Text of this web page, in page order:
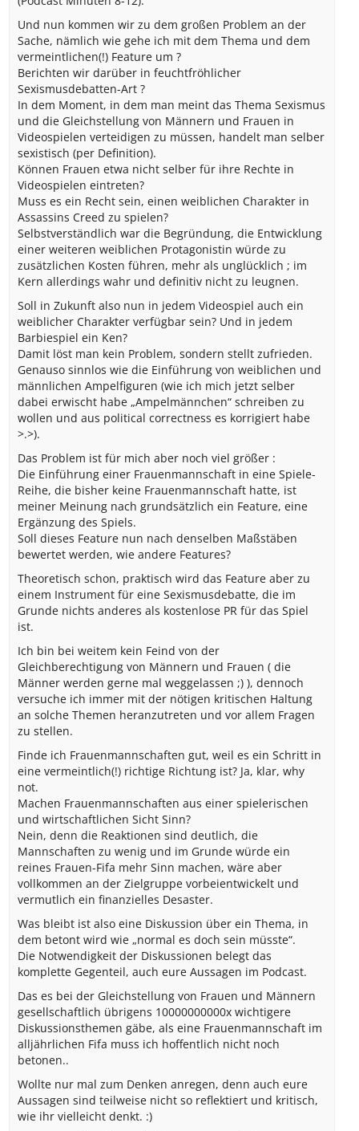
Und nun kommen wir zu dem großen Problem an der
Sache, nämlich wie gehe ich mit dem Thema und dem
vermeintlichen(!) Feature um ?
Berichten wir darüber in feuchtfröhlicher
Sexismusdebatten-Art ?
In dem Moment, in dem man meint das Thema Sexismus
und die Gleichstellung von Männern und Frauen in
Videospielen verteidigen zu müssen, handelt man selber
sexistisch (per Definition).
Können Frauen etwa nicht selber für ihre Rechte in
Videospielen eintreten?
Muss es ein Recht sein, einen weiblichen Charakter in
Assassins Creed zu spielen?
Selbstverständlich war die Begründung, die Entwicklung
einer weiteren weiblichen Protagonistin würde zu
zusätzlichen Kosten führen, mehr als unglücklich ; im
Kern allerdings wahr und definitiv nicht zu leugnen.
Soll in Zukunft also nun in jedem Videospiel auch ein
weiblicher Charakter verfügbar sein? Und in jedem
Barbiespiel ein Ken?
Damit löst man kein Problem, sondern stellt zufrieden.
Genauso sinnlos wie die Einführung von weiblichen und
männlichen Ampelfiguren (wie ich mich jetzt selber
dabei erwischt habe „Ampelmännchen“ schreiben zu
wollen und aus political correctness es korrigiert habe
>.>).
Das Problem ist für mich aber noch viel größer :
Die Einführung einer Frauenmannschaft in eine Spiele-
Reihe, die bisher keine Frauenmannschaft hatte, ist
meiner Meinung nach grundsätzlich ein Feature, eine
Ergänzung des Spiels.
Soll dieses Feature nun nach denselben Maßstäben
bewertet werden, wie andere Features?
Theoretisch schon, praktisch wird das Feature aber zu
einem Instrument für eine Sexismusdebatte, die im
Grunde nichts anderes als kostenlose PR für das Spiel
ist.
Ich bin bei weitem kein Feind von der
Gleichberechtigung von Männern und Frauen ( die
Männer werden gerne mal weggelassen ;) ), dennoch
versuche ich immer mit der nötigen kritischen Haltung
an solche Themen heranzutreten und vor allem Fragen
zu stellen.
Finde ich Frauenmannschaften gut, weil es ein Schritt in
eine vermeintlich(!) richtige Richtung ist? Ja, klar, why
not.
Machen Frauenmannschaften aus einer spielerischen
und wirtschaftlichen Sicht Sinn?
Nein, denn die Reaktionen sind deutlich, die
Mannschaften zu wenig und im Grunde würde ein
reines Frauen-Fifa mehr Sinn machen, wäre aber
vollkommen an der Zielgruppe vorbeientwickelt und
vermutlich ein finanzielles Desaster.
Was bleibt ist also eine Diskussion über ein Thema, in
dem betont wird wie „normal es doch sein müsste“.
Die Notwendigkeit der Diskussionen belegt das
komplette Gegenteil, auch eure Aussagen im Podcast.
Das es bei der Gleichstellung von Frauen und Männern
gesellschaftlich übrigens 10000000000x wichtigere
Diskussionsthemen gäbe, als eine Frauenmannschaft im
alljährlichen Fifa muss ich hoffentlich nicht noch
betonen..
Wollte nur mal zum Denken anregen, denn auch eure
Aussagen sind teilweise nicht so reflektiert und kritisch,
wie ihr vielleicht denkt. :)